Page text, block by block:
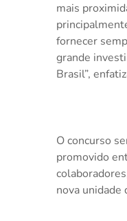
mais
fornecer
grande
Brasil”,
O concurso
promovido
nova unidade